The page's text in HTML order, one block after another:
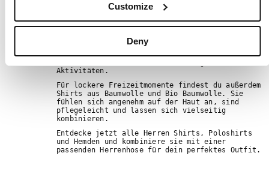
Customize
Deny
Ein Teil der Kollektion besteht aus Merinowolle.
Dieses Material reguliert die Körpertemperatur,
kühlt bei Wärme und wärmt bei kühleren
Bedingungen. Zudem wirkt Merinowolle
antibakteriell und bleibt länger geruchsfrei.
Aktivitäten.
Für lockere Freizeitmomente findest du außerdem
Shirts aus Baumwolle und Bio Baumwolle. Sie
fühlen sich angenehm auf der Haut an, sind
pflegeleicht und lassen sich vielseitig
kombinieren.
Entdecke jetzt alle Herren Shirts, Poloshirts
und Hemden und kombiniere sie mit einer
passenden Herrenhose für dein perfektes Outfit.